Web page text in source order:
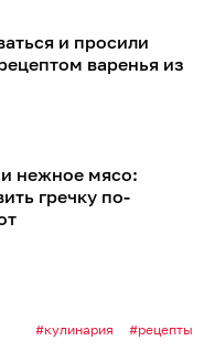
и просили
варенья из
нежное мясо:
гречку по-
кулинария рецепты